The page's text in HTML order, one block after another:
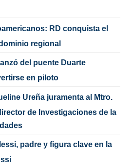
RD conquista el
regional
del puente Duarte
en piloto
Ureña juramenta al Mtro.
de Investigaciones de la
padre y figura clave en la